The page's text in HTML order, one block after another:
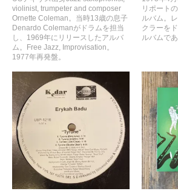
violinist, trumpeter and composer
Ornette Coleman。当時13歳の息子
Denardo Colemanがドラムを担当
し、1969年にリリースしたアルバ
ム。Free Jazz, Improvisation。
1977年再発盤。
リポート
ルバム。
クラーを
ルバムであ